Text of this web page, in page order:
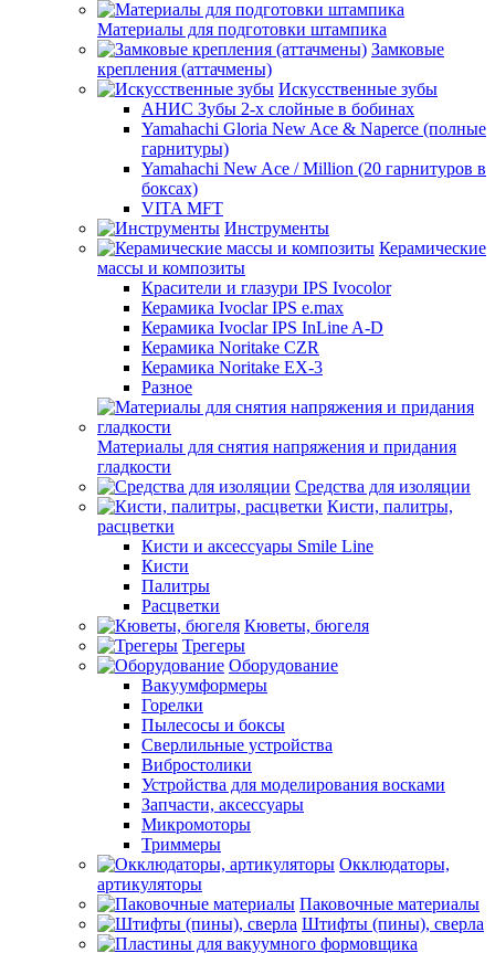
Материалы для подготовки штампика
Замковые
крепления (аттачмены)
Искусственные зубы
АНИС Зубы 2-х слойные в бобинах
Yamahachi Gloria New Ace & Naperce (полные
гарнитуры)
Yamahachi New Ace / Million (20 гарнитуров в
боксах)
VITA MFT
Инструменты
Керамические
массы и композиты
Красители и глазури IPS Ivocolor
Керамика Ivoclar IPS e.max
Керамика Ivoclar IPS InLine A-D
Керамика Noritake CZR
Керамика Noritake EX-3
Разное
Материалы для снятия напряжения и придания
гладкости
Средства для изоляции
Кисти, палитры,
расцветки
Кисти и аксессуары Smile Line
Кисти
Палитры
Расцветки
Кюветы, бюгеля
Трегеры
Оборудование
Вакуумформеры
Горелки
Пылесосы и боксы
Сверлильные устройства
Вибростолики
Устройства для моделирования восками
Запчасти, аксессуары
Микромоторы
Триммеры
Окклюдаторы,
артикуляторы
Паковочные материалы
Штифты (пины), сверла